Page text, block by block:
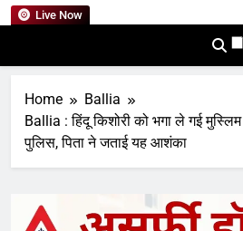
Live Now
Home
Ballia
Ballia : हिंदू किशोरी को भगा ले गई
पुलिस, पिता ने जताई यह आशंका